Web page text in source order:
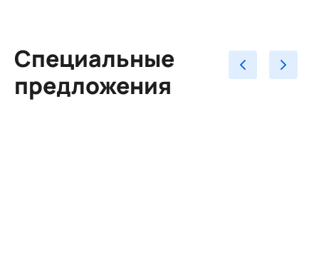
Специальные
предложения